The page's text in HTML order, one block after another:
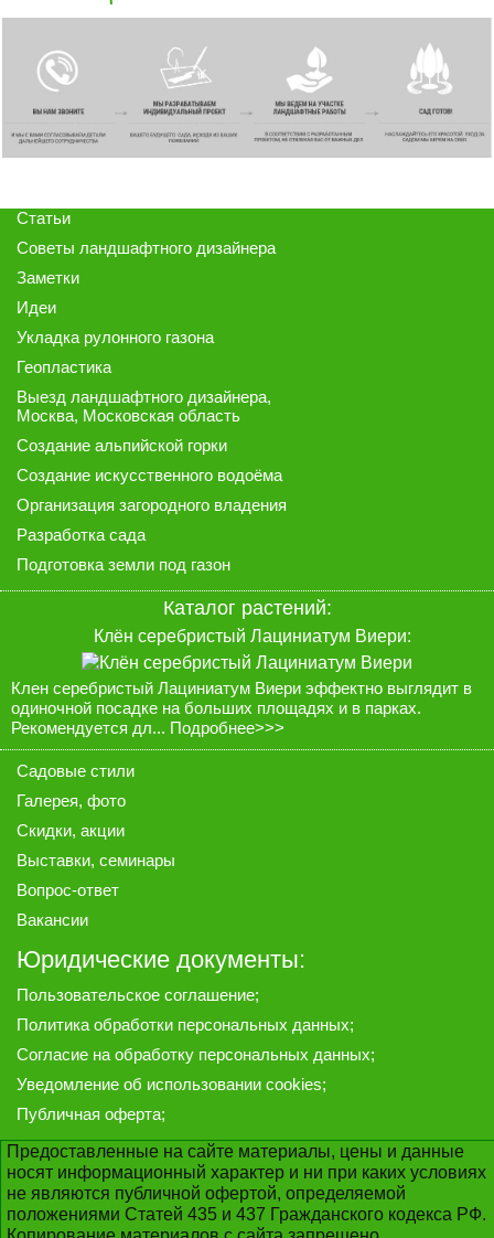
Статьи
Советы ландшафтного дизайнера
Заметки
Идеи
Укладка рулонного газона
Геопластика
Выезд ландшафтного дизайнера,
Москва, Московская область
Создание альпийской горки
Создание искусственного водоёма
Организация загородного владения
Разработка сада
Подготовка земли под газон
Каталог растений:
Клён серебристый Лациниатум Виери:
Клен серебристый Лациниатум Виери эффектно выглядит в
одиночной посадке на больших площадях и в парках.
Рекомендуется дл... Подробнее>>>
Садовые стили
Галерея, фото
Скидки, акции
Выставки, семинары
Вопрос-ответ
Вакансии
Юридические документы:
Пользовательское соглашение;
Политика обработки персональных данных;
Согласие на обработку персональных данных;
Уведомление об использовании cookies;
Публичная оферта;
Предоставленные на сайте материалы, цены и данные
носят информационный характер и ни при каких условиях
не являются публичной офертой, определяемой
положениями Статей 435 и 437 Гражданского кодекса РФ.